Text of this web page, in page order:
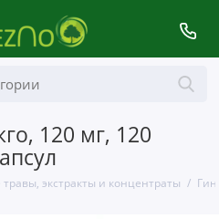
120 мг, 120
экстракты и концентраты